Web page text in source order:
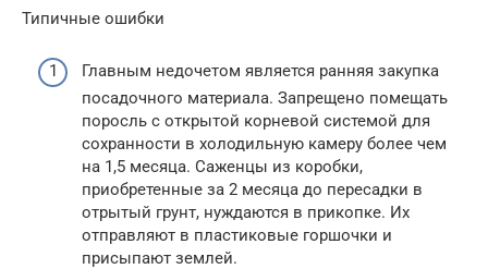
Типичные ошибки
Главным недочетом является ранняя закупка
посадочного материала. Запрещено помещать
поросль с открытой корневой системой для
сохранности в холодильную камеру более чем
на 1,5 месяца. Саженцы из коробки,
приобретенные за 2 месяца до пересадки в
отрытый грунт, нуждаются в прикопке. Их
отправляют в пластиковые горшочки и
присыпают землей.